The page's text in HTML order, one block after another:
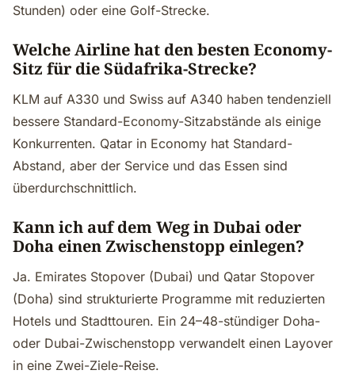
Stunden) oder eine Golf-Strecke.
Welche Airline hat den besten Economy-
Sitz für die Südafrika-Strecke?
KLM auf A330 und Swiss auf A340 haben tendenziell
bessere Standard-Economy-Sitzabstände als einige
Konkurrenten. Qatar in Economy hat Standard-
Abstand, aber der Service und das Essen sind
überdurchschnittlich.
Kann ich auf dem Weg in Dubai oder
Doha einen Zwischenstopp einlegen?
Ja. Emirates Stopover (Dubai) und Qatar Stopover
(Doha) sind strukturierte Programme mit reduzierten
Hotels und Stadttouren. Ein 24–48-stündiger Doha-
oder Dubai-Zwischenstopp verwandelt einen Layover
in eine Zwei-Ziele-Reise.